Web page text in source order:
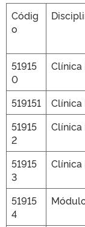
Códig
o
51915
0
Clínica
519151
Clínica
51915
2
Clínica
51915
3
Clínica
51915
4